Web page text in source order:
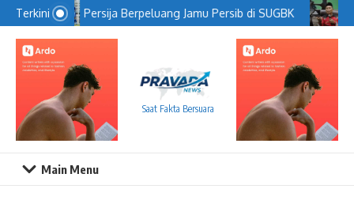
Lewati ke konten
Terkini Persija Berpeluang Jamu Persib di SUGBK
Saat Fakta Bersuara
Main Menu